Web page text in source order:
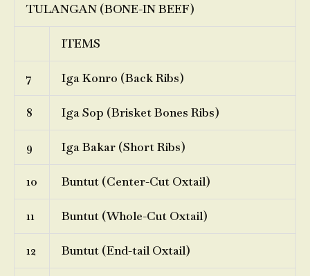
TULANGAN (BONE-IN BEEF)
ITEMS
7 Iga Konro (Back Ribs)
8 Iga Sop (Brisket Bones Ribs)
9 Iga Bakar (Short Ribs)
10 Buntut (Center-Cut Oxtail)
11 Buntut (Whole-Cut Oxtail)
12 Buntut (End-tail Oxtail)